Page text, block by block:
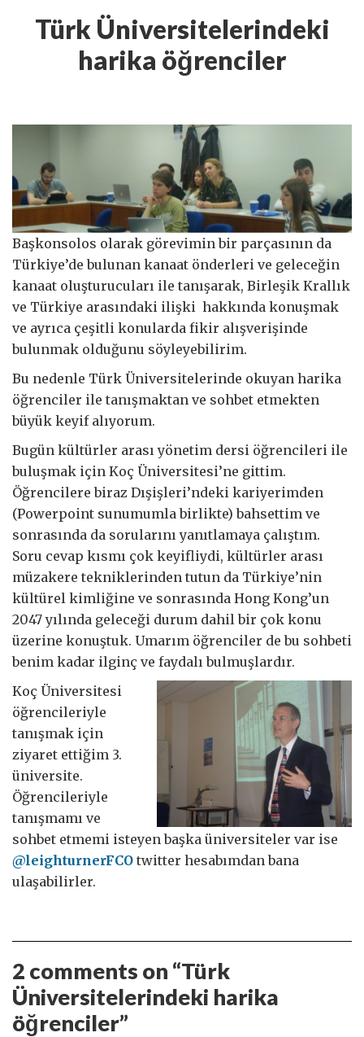
Türk Üniversitelerindeki
harika öğrenciler
Başkonsolos olarak görevimin bir parçasının da
Türkiye’de bulunan kanaat önderleri ve geleceğin
kanaat oluşturucuları ile tanışarak, Birleşik Krallık
ve Türkiye arasındaki ilişki hakkında konuşmak
ve ayrıca çeşitli konularda fikir alışverişinde
bulunmak olduğunu söyleyebilirim.
Bu nedenle Türk Üniversitelerinde okuyan harika
öğrenciler ile tanışmaktan ve sohbet etmekten
büyük keyif alıyorum.
Bugün kültürler arası yönetim dersi öğrencileri ile
buluşmak için Koç Üniversitesi’ne gittim.
Öğrencilere biraz Dışişleri’ndeki kariyerimden
(Powerpoint sunumumla birlikte) bahsettim ve
sonrasında da sorularını yanıtlamaya çalıştım.
Soru cevap kısmı çok keyifliydi, kültürler arası
müzakere tekniklerinden tutun da Türkiye’nin
kültürel kimliğine ve sonrasında Hong Kong’un
2047 yılında geleceği durum dahil bir çok konu
üzerine konuştuk. Umarım öğrenciler de bu sohbeti
benim kadar ilginç ve faydalı bulmuşlardır.
Koç Üniversitesi
öğrencileriyle
tanışmak için
ziyaret ettiğim 3.
üniversite.
Öğrencileriyle
tanışmamı ve
sohbet etmemi isteyen başka üniversiteler var ise
@leighturnerFCO twitter hesabımdan bana
ulaşabilirler.
2 comments on “Türk
Üniversitelerindeki harika
öğrenciler”